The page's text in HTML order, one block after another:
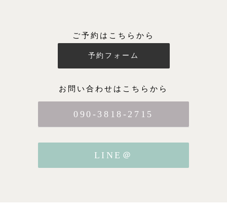
ご予約はこちらから
予約フォーム
お問い合わせはこちらから
090-3818-2715
LINE＠